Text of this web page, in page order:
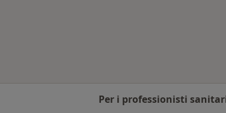
Per i professionisti